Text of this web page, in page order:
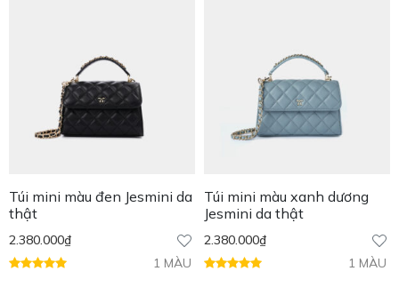
Túi mini màu đen Jesmini da
thật
2.380.000₫
1 MÀU
Túi mini màu xanh dương
Jesmini da thật
2.380.000₫
1 MÀU